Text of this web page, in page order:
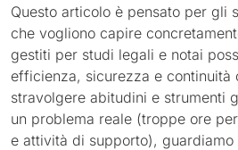
Questo articolo è pensato per gli
che vogliono capire
gestiti per studi legali e notai
efficienza, sicurezza e continuità
stravolgere abitudini e strumenti
un problema reale (troppe ore
e attività di supporto),